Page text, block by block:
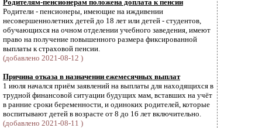
Родителям-пенсионерам положена доплата к пенсии
Родители - пенсионеры, имеющие на иждивении
несовершеннолетних детей до 18 лет или детей - студентов,
обучающихся на очном отделении учебного заведения, имеют
право на получение повышенного размера фиксированной
выплаты к страховой пенсии.
(добавлено 2021-08-12 )
Причина отказа в назначении ежемесячных выплат
1 июля начался приём заявлений на выплаты для находящихся в
трудной финансовой ситуации будущих мам, вставших на учёт
в ранние сроки беременности, и одиноких родителей, которые
воспитывают детей в возрасте от 8 до 16 лет включительно.
(добавлено 2021-08-11 )